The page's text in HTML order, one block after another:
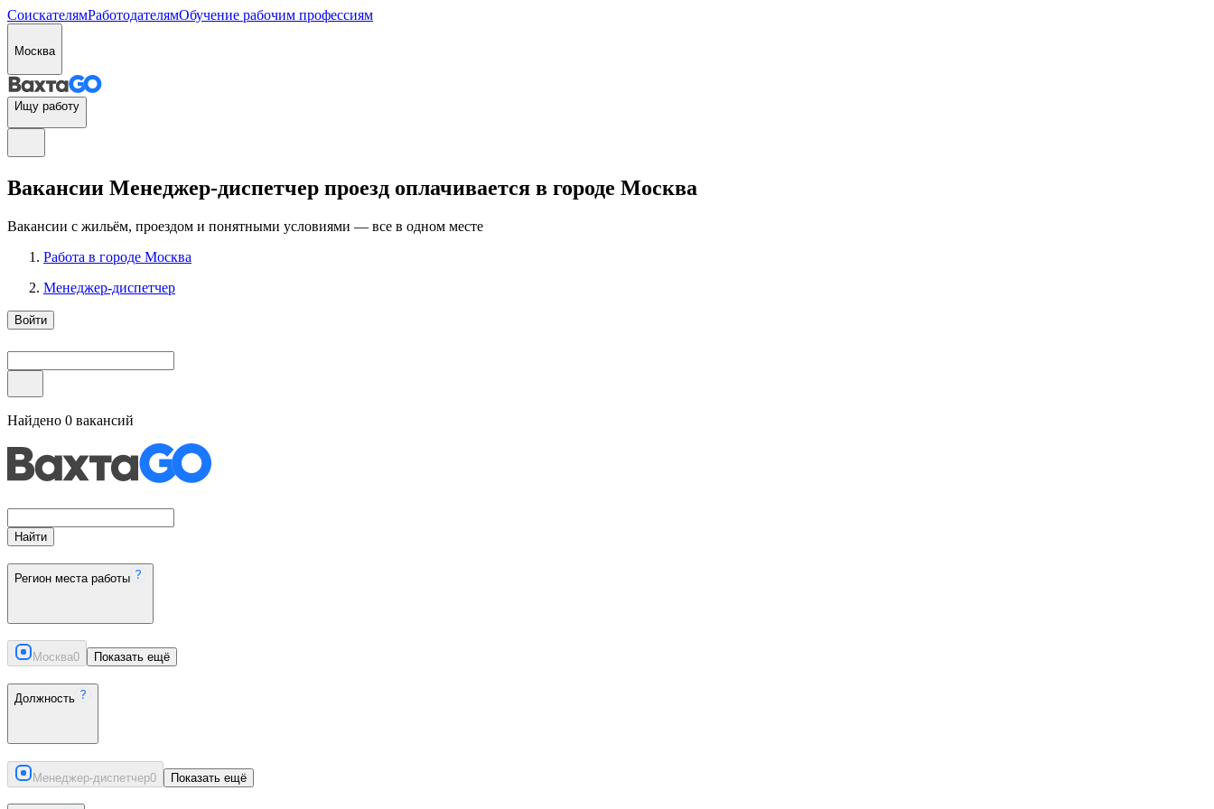
СоискателямРаботодателямОбучение рабочим профессиям
Москва
Ищу работу
Вакансии Менеджер-диспетчер проезд оплачивается в городе Москва
Вакансии с жильём, проездом и понятными условиями — все в одном месте
Работа в городе Москва
Менеджер-диспетчер
Войти
Найдено 0 вакансий
Найти
Регион места работы
Москва0 Показать ещё
Должность
Менеджер-диспетчер0 Показать ещё